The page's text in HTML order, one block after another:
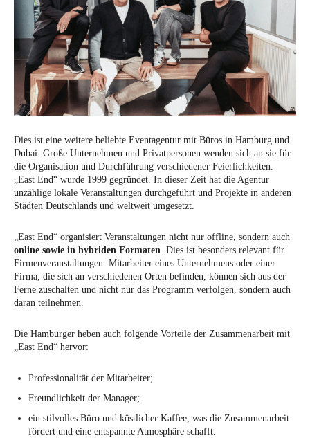
Dies ist eine weitere beliebte Eventagentur mit Büros in Hamburg und
Dubai. Große Unternehmen und Privatpersonen wenden sich an sie für
die Organisation und Durchführung verschiedener Feierlichkeiten.
„East End“ wurde 1999 gegründet. In dieser Zeit hat die Agentur
unzählige lokale Veranstaltungen durchgeführt und Projekte in anderen
Städten Deutschlands und weltweit umgesetzt.
„East End“ organisiert Veranstaltungen nicht nur offline, sondern auch
online sowie in hybriden Formaten . Dies ist besonders relevant für
Firmenveranstaltungen. Mitarbeiter eines Unternehmens oder einer
Firma, die sich an verschiedenen Orten befinden, können sich aus der
Ferne zuschalten und nicht nur das Programm verfolgen, sondern auch
daran teilnehmen.
Die Hamburger heben auch folgende Vorteile der Zusammenarbeit mit
„East End“ hervor:
Professionalität der Mitarbeiter;
Freundlichkeit der Manager;
ein stilvolles Büro und köstlicher Kaffee, was die Zusammenarbeit
fördert und eine entspannte Atmosphäre schafft.